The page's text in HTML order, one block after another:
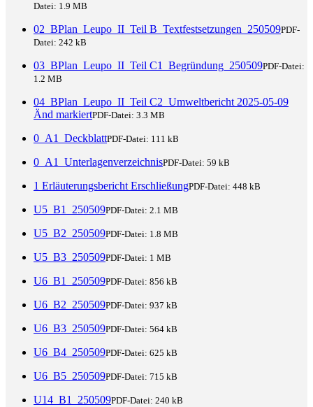
Datei: 1.9 MB
02_BPlan_Leupo_II_Teil B_Textfestsetzungen_250509PDF-
Datei: 242 kB
03_BPlan_Leupo_II_Teil C1_Begründung_250509PDF-Datei:
1.2 MB
04_BPlan_Leupo_II_Teil C2_Umweltbericht 2025-05-09
Änd markiertPDF-Datei: 3.3 MB
0_A1_DeckblattPDF-Datei: 111 kB
0_A1_UnterlagenverzeichnisPDF-Datei: 59 kB
1 Erläuterungsbericht ErschließungPDF-Datei: 448 kB
U5_B1_250509PDF-Datei: 2.1 MB
U5_B2_250509PDF-Datei: 1.8 MB
U5_B3_250509PDF-Datei: 1 MB
U6_B1_250509PDF-Datei: 856 kB
U6_B2_250509PDF-Datei: 937 kB
U6_B3_250509PDF-Datei: 564 kB
U6_B4_250509PDF-Datei: 625 kB
U6_B5_250509PDF-Datei: 715 kB
U14_B1_250509PDF-Datei: 240 kB